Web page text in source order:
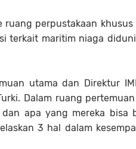
ruang perpustakaan
terkait maritim niaga
utama dan Direktur
Dalam ruang
apa yang mereka bisa
3 hal dalam